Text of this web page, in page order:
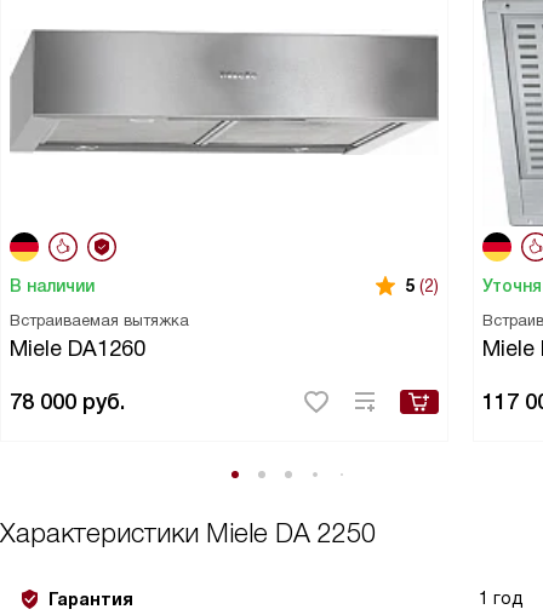
В наличии 5 (2)
Встраиваемая вытяжка
Miele DA1260
78 000 руб.
Miele
117
Характеристики Miele DA 2250
Гарантия 1 год